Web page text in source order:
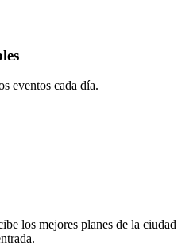
eventos cada día.
los mejores planes de la ciudad